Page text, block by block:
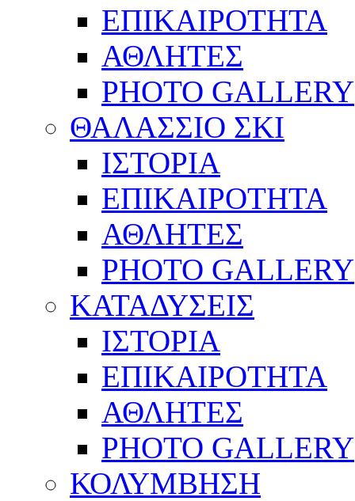
ΕΠΙΚΑΙΡΟΤΗΤΑ
ΑΘΛΗΤΕΣ
PHOTO GALLERY
ΘΑΛΑΣΣΙΟ ΣΚΙ
ΙΣΤΟΡΙΑ
ΕΠΙΚΑΙΡΟΤΗΤΑ
ΑΘΛΗΤΕΣ
PHOTO GALLERY
ΚΑΤΑΔΥΣΕΙΣ
ΙΣΤΟΡΙΑ
ΕΠΙΚΑΙΡΟΤΗΤΑ
ΑΘΛΗΤΕΣ
PHOTO GALLERY
ΚΟΛΥΜΒΗΣΗ